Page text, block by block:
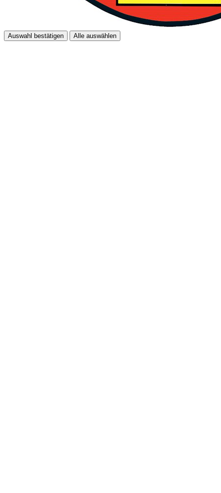
Auswahl bestätigen Alle auswählen